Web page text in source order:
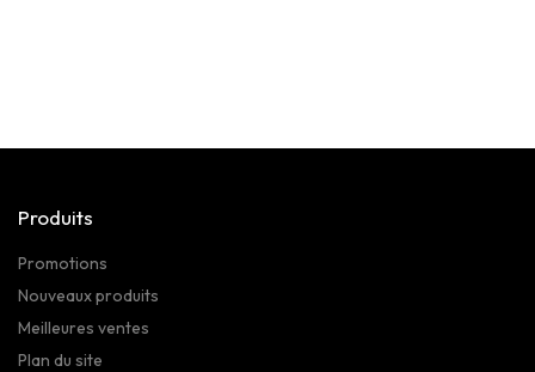
Produits
Promotions
Nouveaux produits
Meilleures ventes
Plan du site